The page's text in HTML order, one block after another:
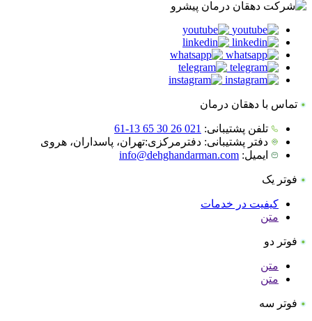
تماس با دهقان درمان
تلفن پشتیبانی: 021 26 30 65 13-61
دفتر پشتیبانی: دفترمرکزی:تهران، پاسداران، هروی
ایمیل: info@dehghandarman.com
فوتر یک
کیفیت در خدمات
متن
فوتر دو
متن
متن
فوتر سه